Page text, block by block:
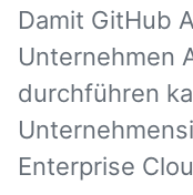
Damit GitHub
Unternehmen
durchführen
Enterprise